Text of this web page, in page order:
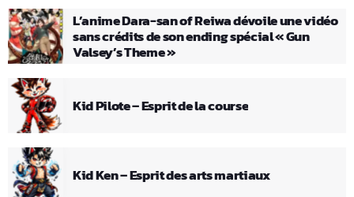
L’anime Dara-san of Reiwa dévoile une vidéo
sans crédits de son ending spécial « Gun
Valsey’s Theme »
Kid Pilote – Esprit de la course
Kid Ken – Esprit des arts martiaux